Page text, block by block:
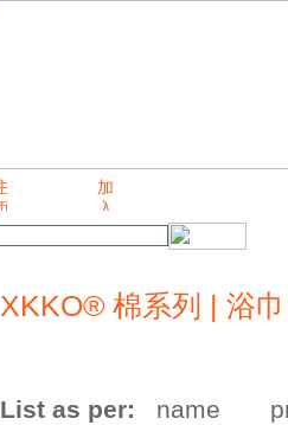
XKKO® 棉系列 | 浴
List as per: name